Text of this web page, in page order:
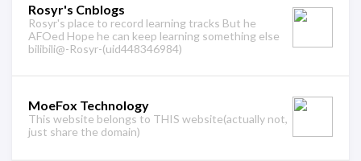
Rosyr's Cnblogs
Rosyr's place to record learning tracks But he
AFOed Hope he can keep learning something else
bilibili@-Rosyr-(uid448346984)
MoeFox Technology
This website belongs to THIS website(actually not,
just share the domain)